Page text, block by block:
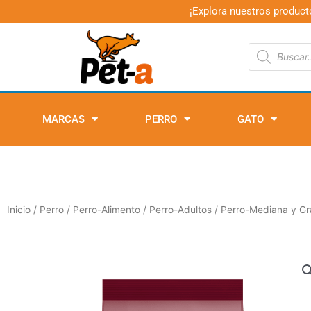
al
¡Explora nuestros
Búsqueda
de
productos
MARCAS PERRO GATO
Inicio / Perro / Perro-Alimento / Perro-Adultos / Perro-Mediana y